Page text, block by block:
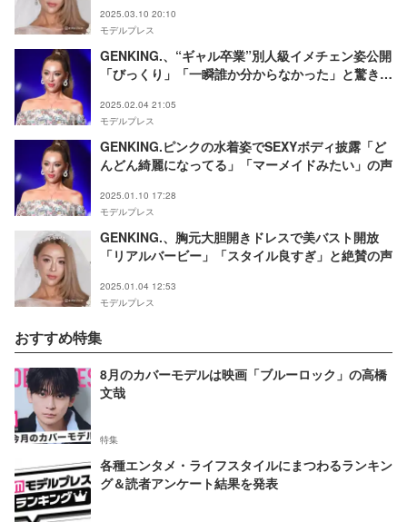
2025.03.10 20:10
モデルプレス
GENKING.、“ギャル卒業”別人級イメチェン姿公開
「びっくり」「一瞬誰か分からなかった」と驚きの
2025.02.04 21:05
モデルプレス
GENKING.ピンクの水着姿でSEXYボディ披露「ど
んどん綺麗になってる」「マーメイドみたい」の声
2025.01.10 17:28
モデルプレス
GENKING.、胸元大胆開きドレスで美バスト開放
「リアルバービー」「スタイル良すぎ」と絶賛の声
2025.01.04 12:53
モデルプレス
おすすめ特集
8月のカバーモデルは映画「ブルーロック」の高橋
文哉
特集
各種エンタメ・ライフスタイルにまつわるランキン
グ＆読者アンケート結果を発表